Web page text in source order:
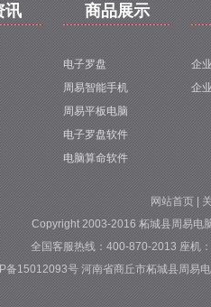
讯 商品展示
电子罗盘
周易智能手机
周易平板电脑
电子罗盘软件
电脑算命软件
企
企
网站首页|
Copyright 2003-2016 柘城县周易电
全国客服热线：400-870-2013 座机
备15012093号 河南省商丘市柘城县周易